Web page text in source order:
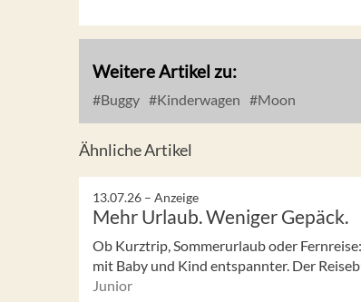
Weitere Artikel zu:
Buggy Kinderwagen Moon
Ähnliche Artikel
13.07.26 – Anzeige
Mehr Urlaub. Weniger Gepäck.
Ob Kurztrip, Sommerurlaub oder
mit Baby und Kind entspannter. Der
Junior